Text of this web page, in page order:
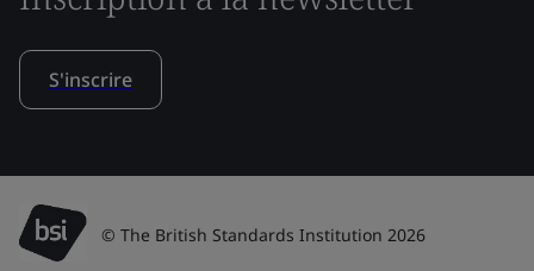
S'inscrire
© The British Standards Institution 2026